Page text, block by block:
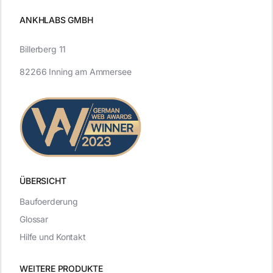
ANKHLABS GMBH
ÜBERSICHT
WEITERE PRODUKTE
Billerberg 11
82266 Inning am Ammersee
Baufoerderung
Glossar
Hilfe und Kontakt